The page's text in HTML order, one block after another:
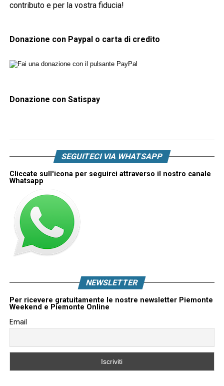
contributo e per la vostra fiducia!
Donazione con Paypal o carta di credito
Donazione con Satispay
SEGUITECI VIA WHATSAPP
Cliccate sull'icona per seguirci attraverso il nostro canale
Whatsapp
NEWSLETTER
Per ricevere gratuitamente le nostre newsletter Piemonte
Weekend e Piemonte Online
Email